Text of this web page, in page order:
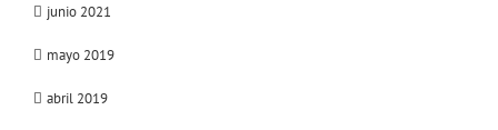
junio 2021
mayo 2019
abril 2019